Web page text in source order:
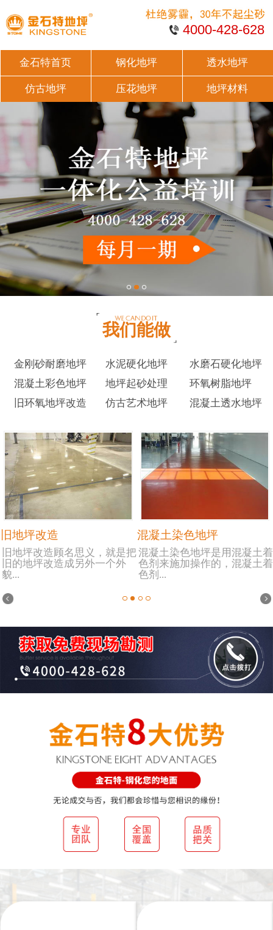
4000-428-628
金石特首页 钢化地坪 透水地坪
仿古地坪 压花地坪 地坪材料
我们能做
金刚砂耐磨地坪 水泥硬化地坪
水磨石硬化地坪
混凝土彩色地坪
地坪起砂处理
环氧树脂地坪
旧环氧地坪改造
仿古艺术地坪 混凝土透水地坪
旧地坪改造
旧地坪改造顾名思义，就是把
旧的地坪改造成另外一个外
貌...
混凝土染色地坪
混凝土染色地坪是用混凝土着
色剂来施加操作的，混凝土着
色剂...